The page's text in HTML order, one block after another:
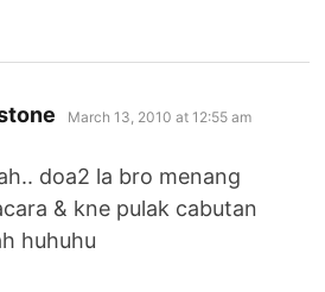
says:
March 13, 2010 at 12:55 am
doa2 la bro menang
& kne pulak cabutan
huhuhu